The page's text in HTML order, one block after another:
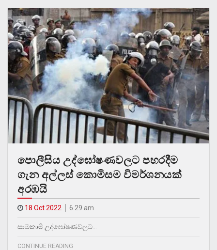
පොලීසිය උද්ඝෝෂණවලට පහරදීම
ගැන අල්ලස් කොමිසම විමර්ශනයක්
අරඹයි
18 Oct 2022 6.29 am
සාමකාමී උද්ඝෝෂණවලට…
CONTINUE READING